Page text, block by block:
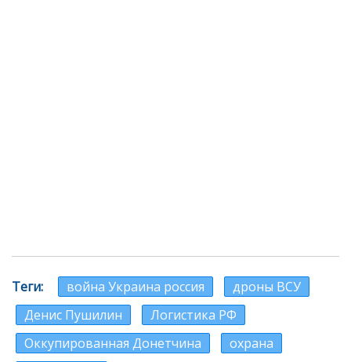
Теги война Украина россия
дроны ВСУ
Денис Пушилин
Логистика РФ
Оккупированная Донетчина
охрана